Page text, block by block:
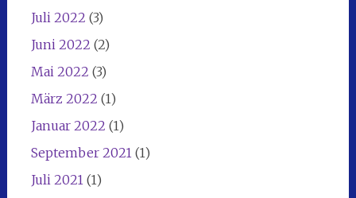
Juli 2022 (3)
Juni 2022 (2)
Mai 2022 (3)
März 2022 (1)
Januar 2022 (1)
September 2021(1)
Juli 2021(1)